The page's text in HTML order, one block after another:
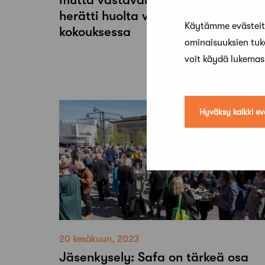
Käytämme
ominaisuuksien
voit käydä
Hyväksy kaikki
herätti huolta valtuuston
kokouksessa
20 kesäkuun, 2023
Jäsenkysely: Safa on tärkeä osa